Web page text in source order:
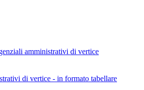
amministrativi di vertice
di vertice - in formato tabellare